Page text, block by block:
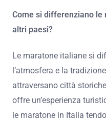
Come si differenziano le
altri paesi?
Le maratone italiane si
l’atmosfera e la
attraversano città
offre un’esperienza
le maratone in Italia